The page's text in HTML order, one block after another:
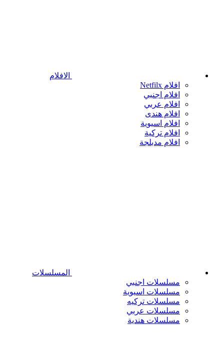
الافلام
افلام Netfilx
افلام اجنبي
افلام عربي
افلام هندى
افلام اسيوية
افلام تركية
افلام مدبلجة
المسلسلات
مسلسلات اجنبي
مسلسلات اسيوية
مسلسلات تركيه
مسلسلات عربي
مسلسلات هندية